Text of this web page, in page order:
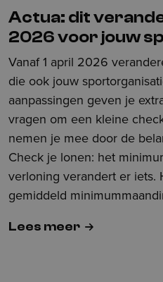
Actua: dit
2026 voor jouw
Vanaf 1 april 2026
die ook jouw
aanpassingen geven je
vragen om een kleine
nemen je mee door de
Check je lonen: het
verloning verandert er iets.
gemiddeld
Lees meer